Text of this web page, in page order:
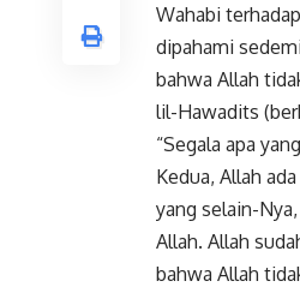
Wahabi
dipahami
bahwa Allah
lil-Hawadits
“Segala apa
Kedua, Allah
yang selain-
Allah. Allah
bahwa Allah